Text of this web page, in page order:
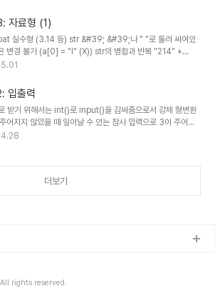
은 colon까지 아예 생략 가능(기본값 1). print("Life"
-> Lif print("Life"[::2]) -> Lf 포맷팅 %d, %s, %f,
자료형 (1)
실수형 (3.14 등) str &#39; &#39;나 " "로 둘러 싸여있
변경 불가 (a[0] = "l" (X)) str의 병합과 반복 "214" +
-> 2147483647 is MAX_INT "안녕!"*3 -> "안
-> type(str(3)) ->
입출력
받기 위해서는 int()로 input()을 감싸줌으로서 강제 형변환
어지지 않았을 때 일어날 수 있는 참사 입력으로 3이 주어진
과는 9. input()*3의 출력 결과는 &#39;333&#39;. 출력
end=&#39;!&#39;)
더보기
rights reserved.